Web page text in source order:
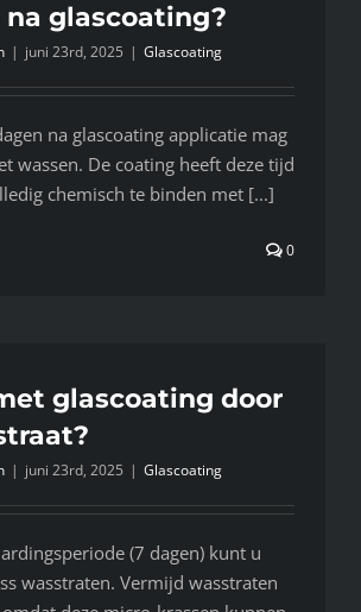
na glascoating?
| juni 23rd, 2025 | Glascoating
na glascoating applicatie mag
wassen. De coating heeft deze tijd
chemisch te binden met [...]
0
glascoating door
| juni 23rd, 2025 | Glascoating
(7 dagen) kunt u
wasstraten. Vermijd wasstraten